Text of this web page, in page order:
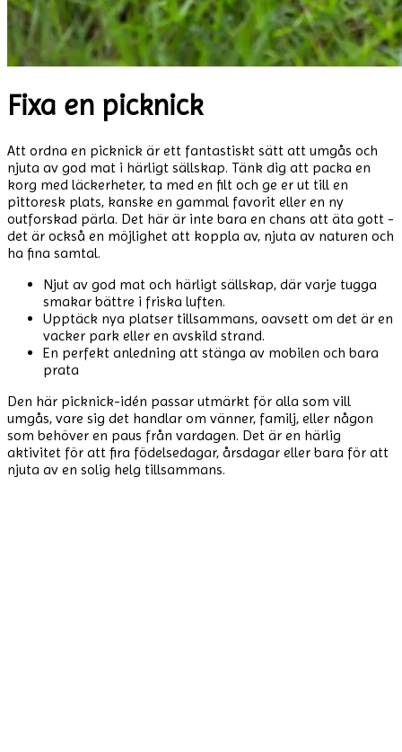
Fixa en picknick
Att ordna en picknick är ett fantastiskt sätt att umgås och
njuta av god mat i härligt sällskap. Tänk dig att packa en
korg med läckerheter, ta med en filt och ge er ut till en
pittoresk plats, kanske en gammal favorit eller en ny
outforskad pärla. Det här är inte bara en chans att äta gott -
det är också en möjlighet att koppla av, njuta av naturen och
ha fina samtal.
Njut av god mat och härligt sällskap, där varje tugga
smakar bättre i friska luften.
Upptäck nya platser tillsammans, oavsett om det är en
vacker park eller en avskild strand.
En perfekt anledning att stänga av mobilen och bara
prata
Den här picknick-idén passar utmärkt för alla som vill
umgås, vare sig det handlar om vänner, familj, eller någon
som behöver en paus från vardagen. Det är en härlig
aktivitet för att fira födelsedagar, årsdagar eller bara för att
njuta av en solig helg tillsammans.